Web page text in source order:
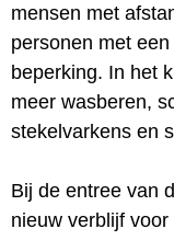
mensen met
personen met
beperking. In het
meer wasberen,
stekelvarkens en
Bij de entree van
nieuw verblijf